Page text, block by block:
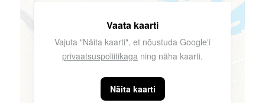
Vaata kaarti
Vajuta "Näita kaarti", et nõustuda Google'i
privaatsuspoliitikaga ning näha kaarti.
Näita kaarti